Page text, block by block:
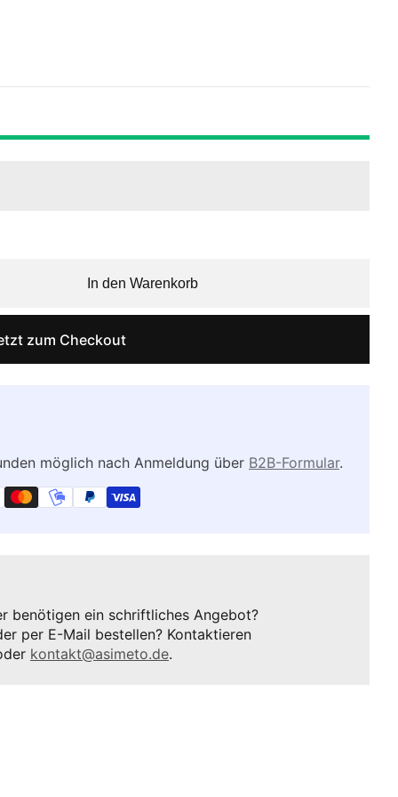
In den Warenkorb
zum Checkout
möglich nach Anmeldung über B2B-Formular.
benötigen ein schriftliches Angebot?
per E-Mail bestellen? Kontaktieren
kontakt@asimeto.de.